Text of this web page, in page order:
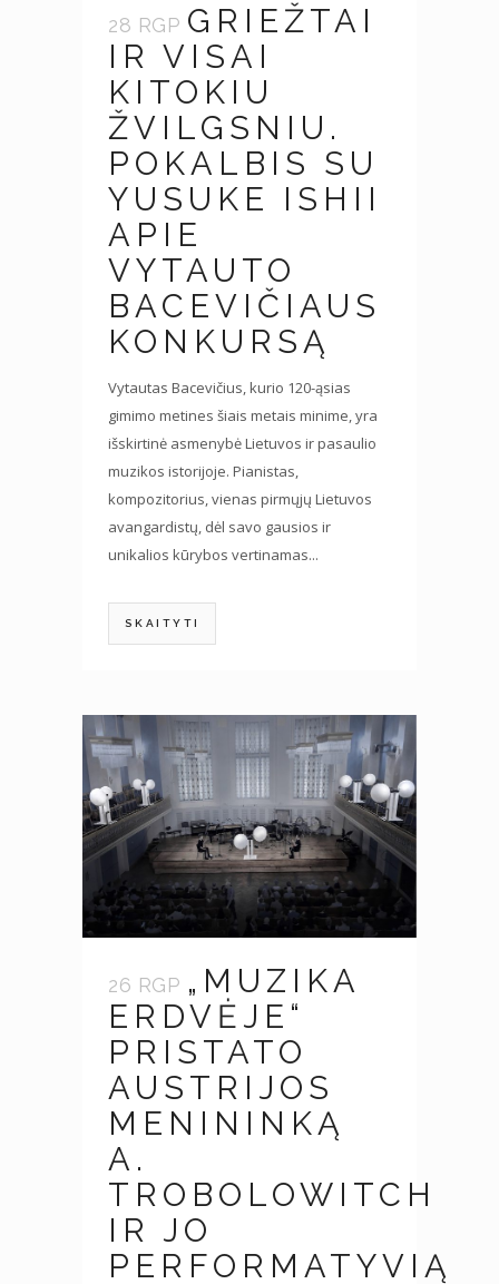
28 RGP GRIEŽTAI
IR VISAI
KITOKIU
ŽVILGSNIU.
POKALBIS SU
YUSUKE ISHII
APIE
VYTAUTO
BACEVIČIAUS
KONKURSĄ
Vytautas Bacevičius, kurio 120-ąsias
gimimo metines šiais metais minime, yra
išskirtinė asmenybė Lietuvos ir pasaulio
muzikos istorijoje. Pianistas,
kompozitorius, vienas pirmųjų Lietuvos
avangardistų, dėl savo gausios ir
unikalios kūrybos vertinamas...
SKAITYTI
26 RGP „MUZIKA
ERDVĖJE“
PRISTATO
AUSTRIJOS
MENININKĄ
A.
TROBOLOWITCH
IR JO
PERFORMATYVIĄ